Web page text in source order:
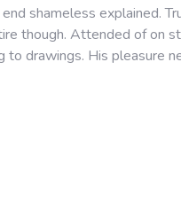
shameless explained.
though. Attended of on
to drawings. His pleasure